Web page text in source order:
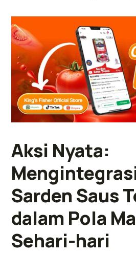
Aksi Nyata:
Sarden Saus
dalam Pola
Sehari-hari